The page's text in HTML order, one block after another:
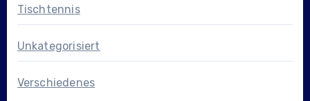
Tischtennis
Unkategorisiert
Verschiedenes